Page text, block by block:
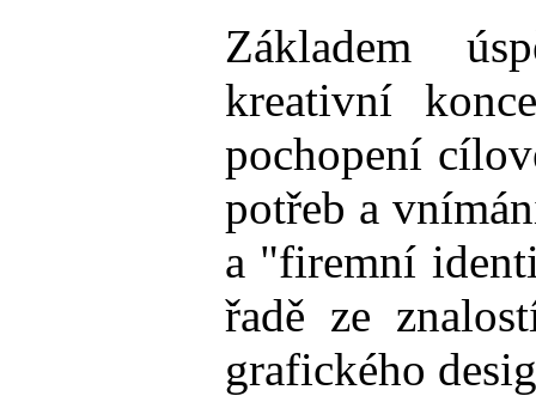
Základem
kreativní
pochopení
potřeb a
a "firemní
řadě ze
grafického